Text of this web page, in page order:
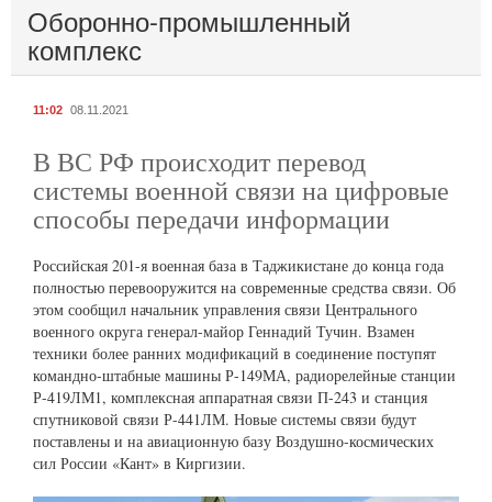
Оборонно-промышленный
комплекс
11:02 08.11.2021
В ВС РФ происходит перевод
системы военной связи на цифровые
способы передачи информации
Российская 201-я военная база в Таджикистане до конца года
полностью перевооружится на современные средства связи. Об
этом сообщил начальник управления связи Центрального
военного округа генерал-майор Геннадий Тучин. Взамен
техники более ранних модификаций в соединение поступят
командно-штабные машины Р-149МА, радиорелейные станции
Р-419ЛМ1, комплексная аппаратная связи П-243 и станция
спутниковой связи Р-441ЛМ. Новые системы связи будут
поставлены и на авиационную базу Воздушно-космических
сил России «Кант» в Киргизии.